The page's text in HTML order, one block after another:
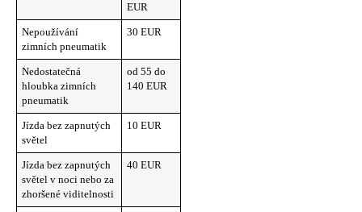
EUR
Nepoužívání
zimních pneumatik
30 EUR
Nedostatečná
hloubka zimních
pneumatik
od 55 do
140 EUR
Jízda bez zapnutých
světel
10 EUR
Jízda bez zapnutých
světel v noci nebo za
zhoršené viditelnosti
40 EUR